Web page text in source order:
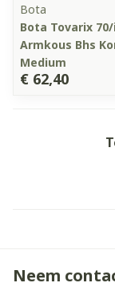
Bota
Bota Tovarix
Armkous Bhs
Medium
€ 62,40
Neem